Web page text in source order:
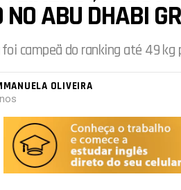
NO ABU DHABI
campeã do ranking até 49 kg
OLIVEIRA